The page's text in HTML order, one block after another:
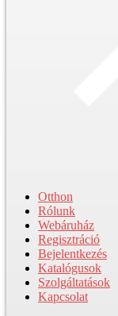
Otthon
Rólunk
Webáruház
Regisztráció
Bejelentkezés
Katalógusok
Szolgáltatások
Kapcsolat